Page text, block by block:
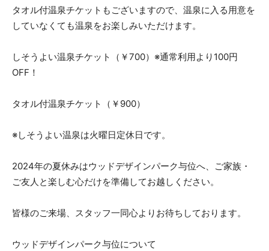
タオル付温泉チケットもございますので、温泉に入る用意を
していなくても温泉をお楽しみいただけます。
しそうよい温泉チケット（￥700）※通常利用より100円
OFF！
タオル付温泉チケット（￥900）
※しそうよい温泉は火曜日定休日です。
2024年の夏休みはウッドデザインパーク与位へ、ご家族・
ご友人と楽しむ心だけを準備してお越しください。
皆様のご来場、スタッフ一同心よりお待ちしております。
ウッドデザインパーク与位について